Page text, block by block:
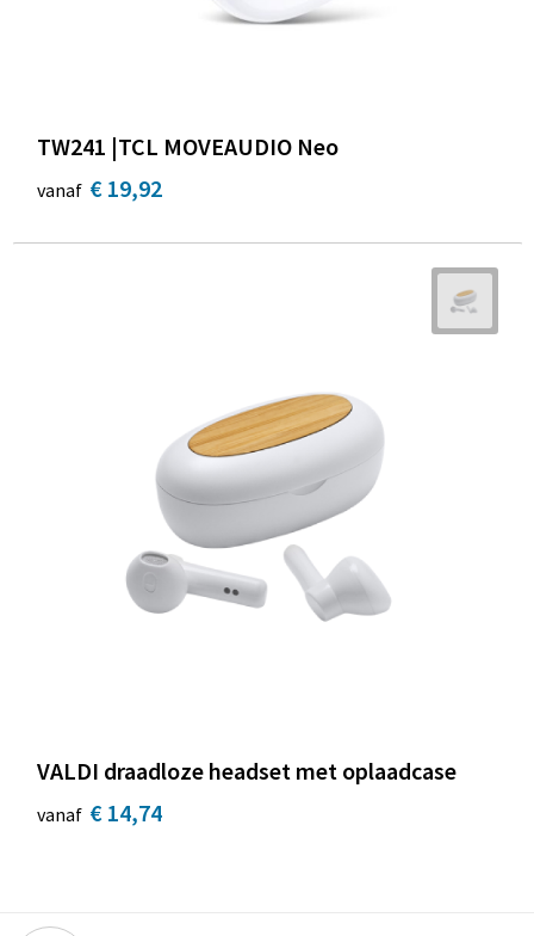
TW241 |TCL MOVEAUDIO Neo
vanaf € 19,92
VALDI draadloze headset met oplaadcase
vanaf € 14,74